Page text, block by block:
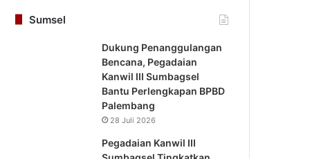
Sumsel
Dukung Penanggulangan
Bencana, Pegadaian
Kanwil III Sumbagsel
Bantu Perlengkapan BPBD
Palembang
28 Juli 2026
Pegadaian Kanwil III